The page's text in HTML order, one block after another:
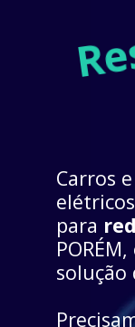
Carros
para
solução